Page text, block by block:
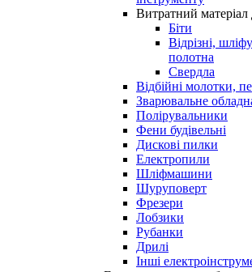
Витратний матеріал
Біти
Відрізні,
полотна
Свердла
Відбійні молотки,
Зварювальне
Полірувальники
Фени будівельні
Дискові пилки
Електропили
Шліфмашини
Шуруповерт
Фрезери
Лобзики
Рубанки
Дрилі
Інші